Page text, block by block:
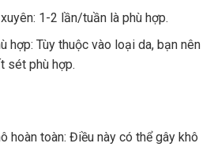
1-2 lần/tuần là phù hợp.
hợp: Tùy thuộc vào loại da, bạn nên
sét phù hợp.
hoàn toàn: Điều này có thể gây khô